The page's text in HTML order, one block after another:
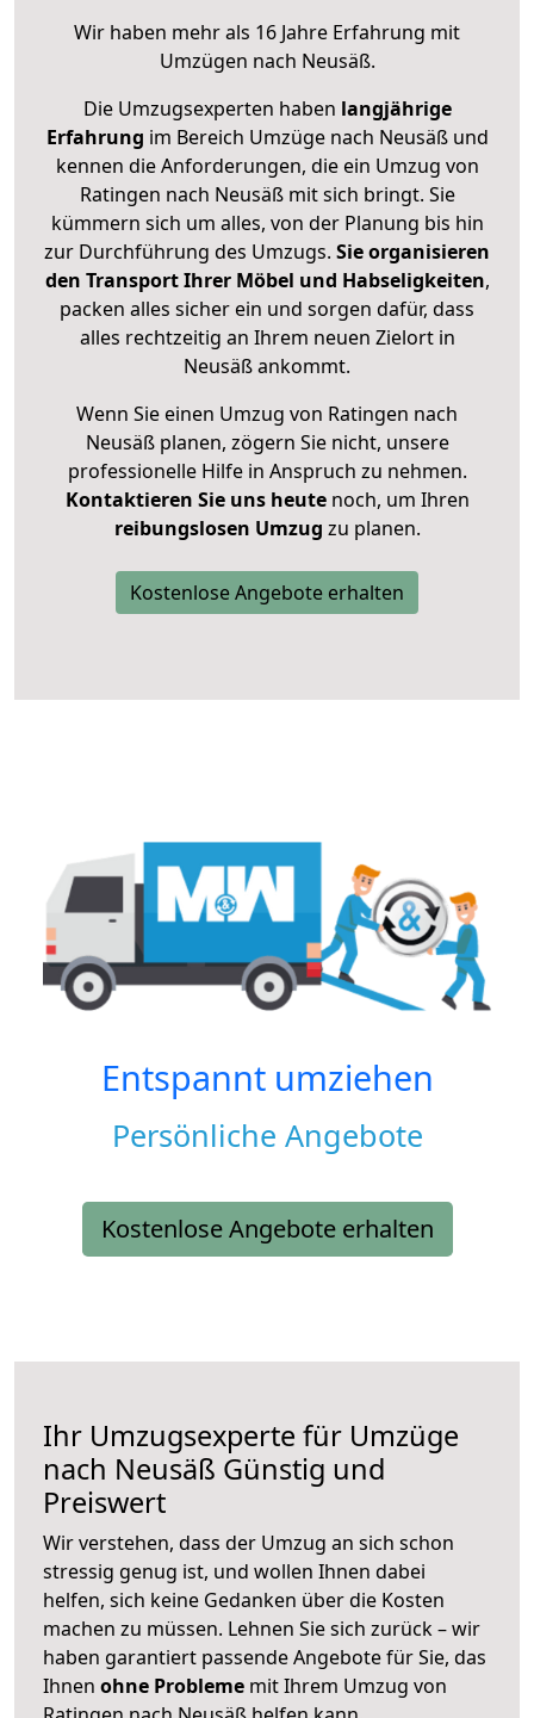
Wir haben mehr als 16 Jahre Erfahrung mit
Umzügen nach Neusäß.
Die Umzugsexperten haben langjährige
Erfahrung im Bereich Umzüge nach Neusäß und
kennen die Anforderungen, die ein Umzug von
Ratingen nach Neusäß mit sich bringt. Sie
kümmern sich um alles, von der Planung bis hin
zur Durchführung des Umzugs. Sie organisieren
den Transport Ihrer Möbel und Habseligkeiten,
packen alles sicher ein und sorgen dafür, dass
alles rechtzeitig an Ihrem neuen Zielort in
Neusäß ankommt.
Wenn Sie einen Umzug von Ratingen nach
Neusäß planen, zögern Sie nicht, unsere
professionelle Hilfe in Anspruch zu nehmen.
Kontaktieren Sie uns heutenoch, um Ihren
reibungslosen Umzug zu planen.
Kostenlose Angebote erhalten
Entspannt umziehen
Persönliche Angebote
Kostenlose Angebote erhalten
Ihr Umzugsexperte für Umzüge
nach Neusäß Günstig und
Preiswert
Wir verstehen, dass der Umzug an sich schon
stressig genug ist, und wollen Ihnen dabei
helfen, sich keine Gedanken über die Kosten
machen zu müssen. Lehnen Sie sich zurück – wir
haben garantiert passende Angebote für Sie, das
Ihnen ohne Probleme mit Ihrem Umzug von